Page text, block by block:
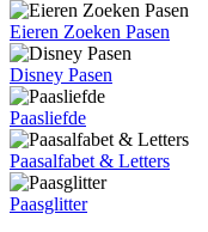
Eieren Zoeken Pasen
Disney Pasen
Paasliefde
Paasalfabet & Letters
Paasglitter